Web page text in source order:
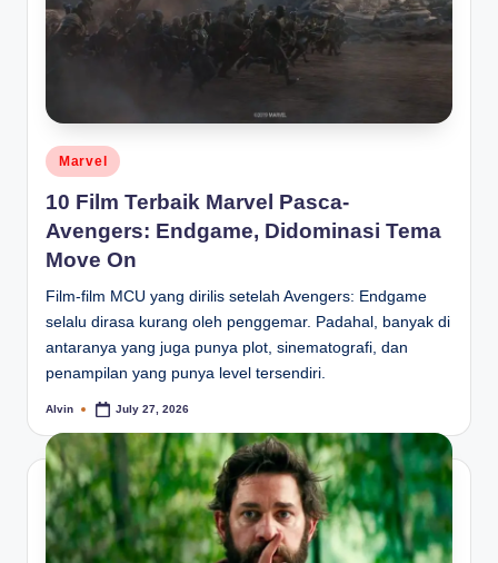
Posted
in
Marvel
10 Film Terbaik Marvel Pasca-
Avengers: Endgame, Didominasi Tema
Move On
Film-film MCU yang dirilis setelah Avengers: Endgame
selalu dirasa kurang oleh penggemar. Padahal, banyak di
antaranya yang juga punya plot, sinematografi, dan
penampilan yang punya level tersendiri.
Posted
Alvin July 27, 2026